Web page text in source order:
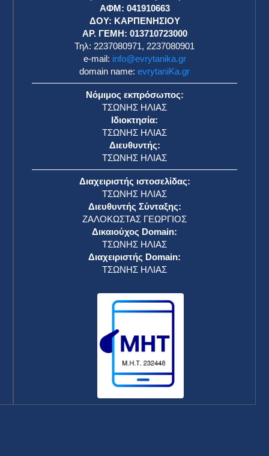
ΑΦΜ: 041910663
ΔΟΥ: ΚΑΡΠΕΝΗΣΙΟΥ
ΑΡ. ΓΕΜΗ: 013710723000
Τηλ: 2237080971, 2237080901
e-mail: info@evrytanika.gr
domain name: evrytaniKa.gr
Νόμιμος εκπρόσωπος:
ΤΣΩΝΗΣ ΗΛΙΑΣ
Ιδιοκτησία:
ΤΣΩΝΗΣ ΗΛΙΑΣ
Διευθυντής:
ΤΣΩΝΗΣ ΗΛΙΑΣ
Διαχειριστής ιστοσελίδας:
ΤΣΩΝΗΣ ΗΛΙΑΣ
Διευθυντής Σύνταξης:
ΖΑΛΟΚΩΣΤΑΣ ΓΕΩΡΓΙΟΣ
Δικαιούχος Domain:
ΤΣΩΝΗΣ ΗΛΙΑΣ
Διαχειριστής Domain:
ΤΣΩΝΗΣ ΗΛΙΑΣ